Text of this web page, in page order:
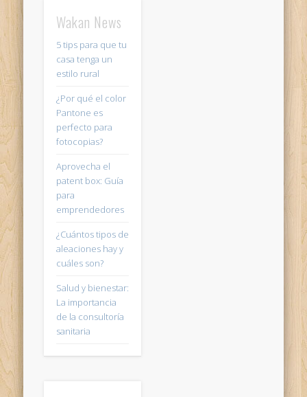
Wakan News
5 tips para que tu
casa tenga un
estilo rural
¿Por qué el color
Pantone es
perfecto para
fotocopias?
Aprovecha el
patent box: Guía
para
emprendedores
¿Cuántos tipos de
aleaciones hay y
cuáles son?
Salud y bienestar:
La importancia
de la consultoría
sanitaria